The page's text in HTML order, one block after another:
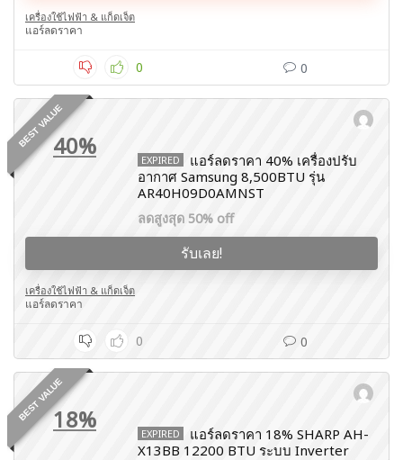
เครื่องใช้ไฟฟ้า & แก็ดเจ็ต
แอร์ลดราคา
0 0
BEST VALUE40% EXPIRED
แอร์ลดราคา 40% เครื่องปรับ
อากาศ Samsung 8,500BTU รุ่น
AR40H09D0AMNST
ลดสูงสุด 50% off
รับเลย!
เครื่องใช้ไฟฟ้า & แก็ดเจ็ต
แอร์ลดราคา
0 0
BEST VALUE18% EXPIRED
แอร์ลดราคา 18% SHARP AH-
X13BB 12200 BTU ระบบ Inverter